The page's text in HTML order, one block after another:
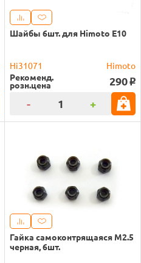
Шайбы 6шт. для Himoto E10
Hi31071
Himoto
Рекоменд.
розн.цена 290 o
- +
Гайка самоконтрящаяся M2.5
черная, 6шт.